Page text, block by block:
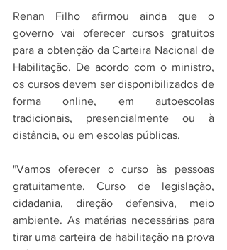
Renan Filho afirmou ainda que o
governo vai oferecer cursos gratuitos
para a obtenção da Carteira Nacional de
Habilitação. De acordo com o ministro,
os cursos devem ser disponibilizados de
forma online, em autoescolas
tradicionais, presencialmente ou à
distância, ou em escolas públicas.
"Vamos oferecer o curso às pessoas
gratuitamente. Curso de legislação,
cidadania, direção defensiva, meio
ambiente. As matérias necessárias para
tirar uma carteira de habilitação na prova